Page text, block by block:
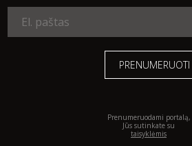
Prenumeruodami portalą,
Jūs sutinkate su
taisyklėmis